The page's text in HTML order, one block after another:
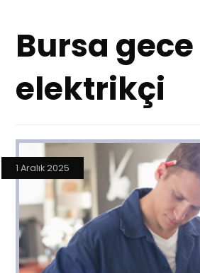
Bursa gece
elektrikçi
1 Aralık 2025